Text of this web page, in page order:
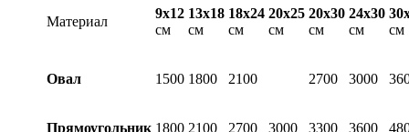
Материал
9х12
см
13х18
см
18х24
см
20х25
см
20х30
см
24х30
см
см
Овал 1500 1800 2100 2700 3000
Прямоугольник 1800 2100 2700 3000 3300 3600